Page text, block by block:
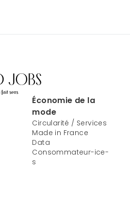
Économie de la
mode
Circularité / Services
Made in France
Data
Consommateur-ice-
s